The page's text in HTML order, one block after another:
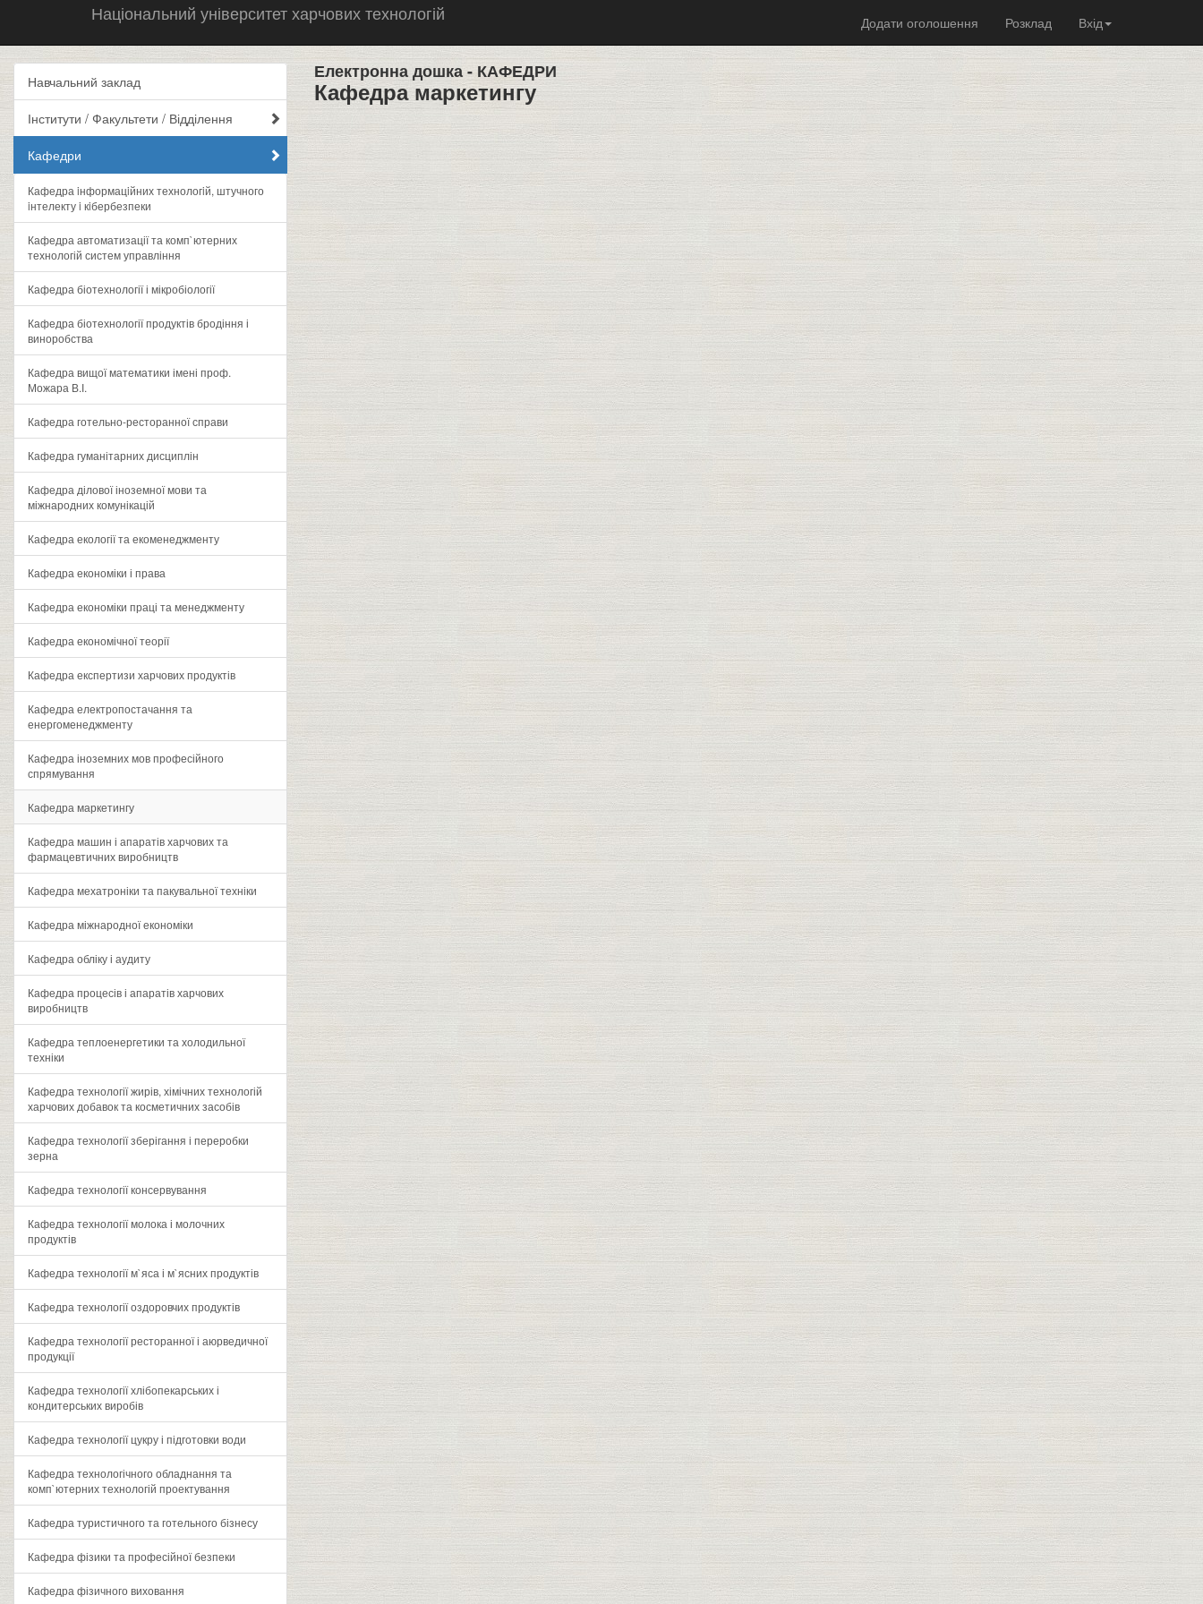
Національний університет харчових технологій Додати оголошення Розклад Вхід
Навчальний заклад
Інститути / Факультети / Відділення
Кафедри
Кафедра iнформацiйних технологiй, штучного
iнтелекту i кiбербезпеки
Кафедра автоматизації та комп`ютерних
технологій систем управління
Кафедра біотехнології і мікробіології
Кафедра біотехнології продуктів бродіння і
виноробства
Кафедра вищої математики імені проф.
Можара В.І.
Кафедра готельно-ресторанної справи
Кафедра гуманітарних дисциплін
Кафедра ділової іноземної мови та
міжнародних комунікацій
Кафедра екології та екоменеджменту
Кафедра економіки і права
Кафедра економіки праці та менеджменту
Кафедра економічної теорії
Кафедра експертизи харчових продуктів
Кафедра електропостачання та
енергоменеджменту
Кафедра іноземних мов професійного
спрямування
Кафедра маркетингу
Кафедра машин і апаратів харчових та
фармацевтичних виробництв
Кафедра мехатроніки та пакувальної техніки
Кафедра міжнародної економіки
Кафедра обліку і аудиту
Кафедра процесів і апаратів харчових
виробництв
Кафедра теплоенергетики та холодильної
техніки
Кафедра технології жирів, хімічних технологій
харчових добавок та косметичних засобів
Кафедра технології зберігання і переробки
зерна
Кафедра технології консервування
Кафедра технології молока і молочних
продуктів
Кафедра технології м`яса і м`ясних продуктів
Кафедра технології оздоровчих продуктів
Кафедра технології ресторанної і аюрведичної
продукції
Кафедра технології хлібопекарських і
кондитерських виробів
Кафедра технології цукру і підготовки води
Кафедра технологічного обладнання та
комп`ютерних технологій проектування
Кафедра туристичного та готельного бізнесу
Кафедра фізики та професійної безпеки
Кафедра фізичного виховання
Електронна дошка - КАФЕДРИ
Кафедра маркетингу